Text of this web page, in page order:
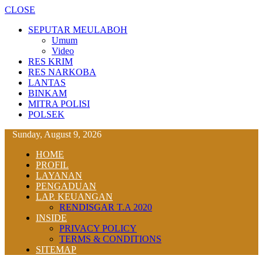
CLOSE
SEPUTAR MEULABOH
Umum
Video
RES KRIM
RES NARKOBA
LANTAS
BINKAM
MITRA POLISI
POLSEK
Sunday, August 9, 2026
HOME
PROFIL
LAYANAN
PENGADUAN
LAP. KEUANGAN
RENDISGAR T.A 2020
INSIDE
PRIVACY POLICY
TERMS & CONDITIONS
SITEMAP